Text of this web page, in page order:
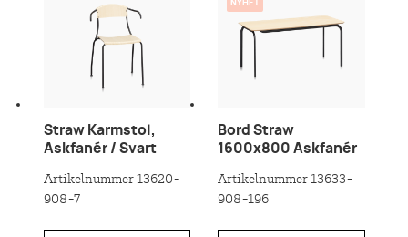
Straw Karmstol,
Askfanér / Svart
Artikelnummer 13620-
908-7
NYHET
Bord Straw
1600x800 Askfanér
Artikelnummer 13633-
908-196